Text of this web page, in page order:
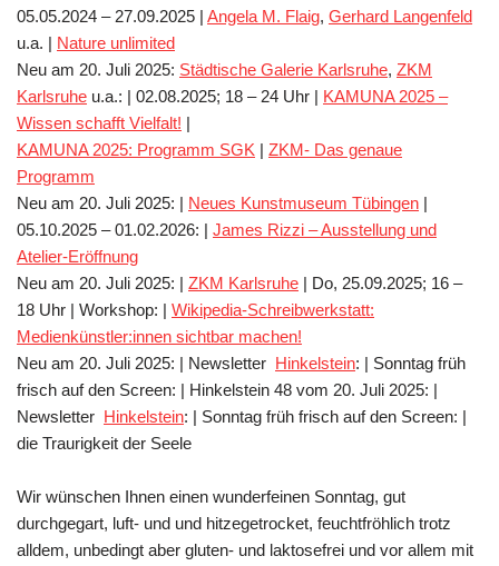
05.05.2024 – 27.09.2025 | Angela M. Flaig, Gerhard Langenfeld
u.a. | Nature unlimited
Neu am 20. Juli 2025: Städtische Galerie Karlsruhe, ZKM
Karlsruhe u.a.: | 02.08.2025; 18 – 24 Uhr | KAMUNA 2025 –
Wissen schafft Vielfalt! |
KAMUNA 2025: Programm SGK | ZKM- Das genaue
Programm
Neu am 20. Juli 2025: | Neues Kunstmuseum Tübingen |
05.10.2025 – 01.02.2026: | James Rizzi – Ausstellung und
Atelier-Eröffnung
Neu am 20. Juli 2025: | ZKM Karlsruhe | Do, 25.09.2025; 16 –
18 Uhr | Workshop: | Wikipedia-Schreibwerkstatt:
Medienkünstler:innen sichtbar machen!
Neu am 20. Juli 2025: | Newsletter Hinkelstein: | Sonntag früh
frisch auf den Screen: | Hinkelstein 48 vom 20. Juli 2025: |
Newsletter Hinkelstein: | Sonntag früh frisch auf den Screen: |
die Traurigkeit der Seele
Wir wünschen Ihnen einen wunderfeinen Sonntag, gut
durchgegart, luft- und und hitzegetrocket, feuchtfröhlich trotz
alldem, unbedingt aber gluten- und laktosefrei und vor allem mit